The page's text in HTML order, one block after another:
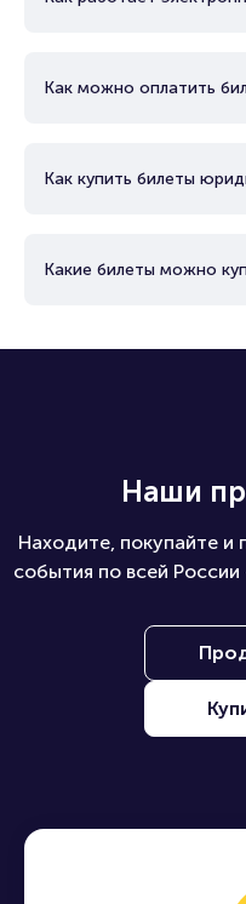
Как можно оплатить
Как купить билеты
Какие билеты можно
Наши
Находите, покупайте и
события по всей